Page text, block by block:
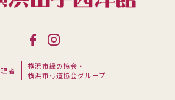
者
横浜市緑の協会・
横浜市弓道協会グループ